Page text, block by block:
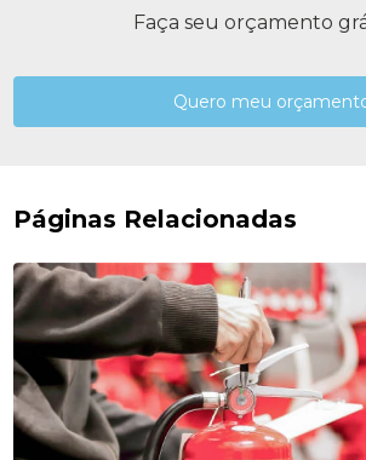
Faça seu orçamento
Quero meu
Páginas Relacionadas